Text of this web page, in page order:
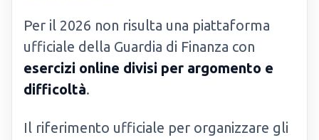
Per il 2026 non risulta una piattaforma
ufficiale della Guardia di Finanza con
esercizi online divisi per argomento e
difficoltà.
Il riferimento ufficiale per organizzare gli